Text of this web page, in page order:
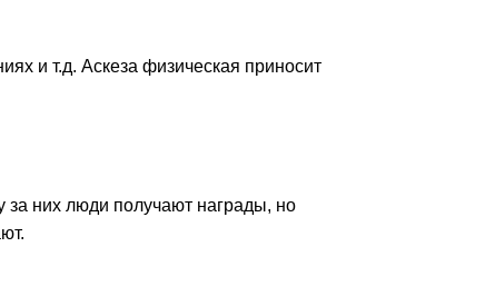
и т.д. Аскеза физическая приносит
них люди получают награды, но